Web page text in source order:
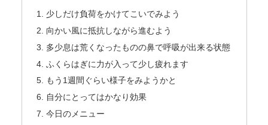
少しだけ負荷をかけてこいでみよう
向かい風に抵抗しながら進むよう
多少息は荒くなったものの鼻で呼吸が出来る状態
ふくらはぎに力が入って少し疲れます
もう1週間ぐらい様子をみようかと
自分にとってはかなり効果
今日のメニュー